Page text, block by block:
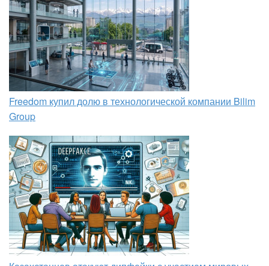
Freedom купил долю в технологической компании Bilim
Group